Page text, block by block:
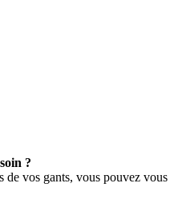
?
de vos gants, vous pouvez vous